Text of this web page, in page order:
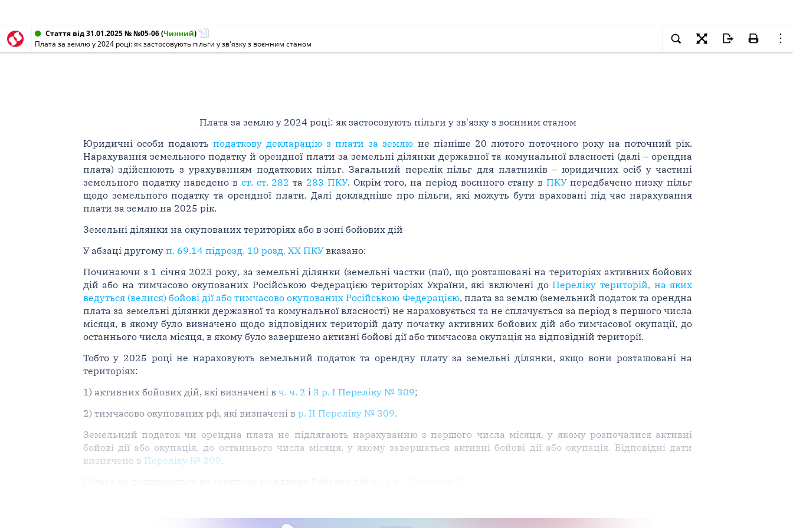
Стаття від 31.01.2025 № №05-06(Чинний)
Плата за землю у 2024 році: як застосовують пільги у зв'язку з воєнним станом
Плата за землю у 2024 році: як застосовують пільги у зв'язку з воєнним станом
Юридичні особи подаютьподаткову декларацію з плати за землю не пізніше 20 лютого поточного року на поточний рік.
Нарахування земельного податку й орендної плати за земельні ділянки державної та комунальної власності (далі – орендна
плата) здійснюють з урахуванням податкових пільг. Загальний перелік пільг для платників – юридичних осіб у частині
земельного податку наведено в ст. ст. 282 та 283 ПКУ. Окрім того, на період воєнного стану в ПКУпередбачено низку пільг
щодо земельного податку та орендної плати. Далі докладніше про пільги, які можуть бути враховані під час нарахування
плати за землю на 2025 рік.
Земельні ділянки на окупованих територіях або в зоні бойових дій
У абзаці другому п. 69.14 підрозд. 10 розд. XX ПКУвказано:
Починаючи з 1 січня 2023 року, за земельні ділянки (земельні частки (паї), що розташовані на територіях активних бойових
дій або на тимчасово окупованих Російською Федерацією територіях України, які включені доПереліку територій, на яких
ведуться (велися) бойові дії або тимчасово окупованих Російською Федерацією, плата за землю (земельний податок та орендна
плата за земельні ділянки державної та комунальної власності) не нараховується та не сплачується за період з першого числа
місяця, в якому було визначено щодо відповідних територій дату початку активних бойових дій або тимчасової окупації, до
останнього числа місяця, в якому було завершено активні бойові дії або тимчасова окупація на відповідній території.
Тобто у 2025 році не нараховують земельний податок та орендну плату за земельні ділянки, якщо вони розташовані на
територіях:
1) активних бойових дій, які визначені в ч. ч. 2 і 3 р. І Переліку № 309;
2) тимчасово окупованих рф, які визначені в р. ІІ Переліку № 309.
Земельний податок чи орендна плата не підлягають нарахуванню з першого числа місяця, у якому розпочалися активні
бойові дії або окупація, до останнього числа місяця, у якому завершаться активні бойові дії або окупація. Відповідні дати
визначено в Переліку № 309.